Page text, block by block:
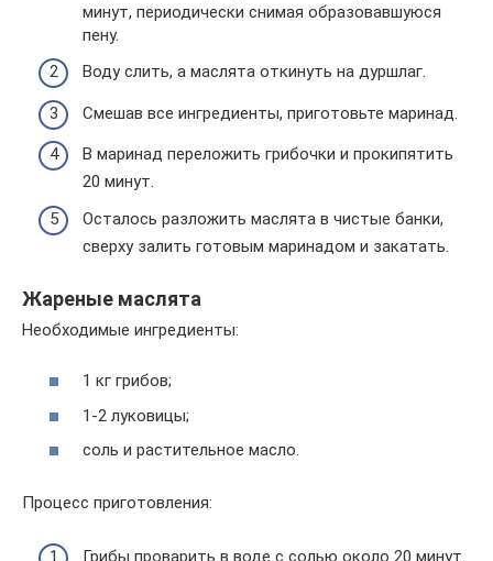
минут, периодически снимая образовавшуюся
пену.
Воду слить, а маслята откинуть на дуршлаг.
Смешав все ингредиенты, приготовьте маринад.
В маринад переложить грибочки и прокипятить
20 минут.
Осталось разложить маслята в чистые банки,
сверху залить готовым маринадом и закатать.
Жареные маслята
Необходимые ингредиенты:
1 кг грибов;
1-2 луковицы;
соль и растительное масло.
Процесс приготовления:
Грибы проварить в воде с солью около 20 минут.